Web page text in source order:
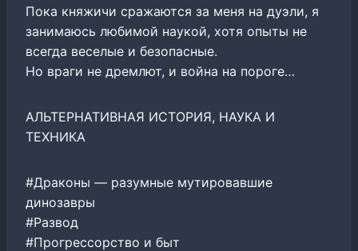
Пока княжичи сражаются за меня на дуэли, я
занимаюсь любимой наукой, хотя опыты не
всегда веселые и безопасные.
Но враги не дремлют, и война на пороге…
АЛЬТЕРНАТИВНАЯ ИСТОРИЯ, НАУКА И
ТЕХНИКА
#Драконы — разумные мутировавшие
динозавры
#Развод
#Прогрессорство и быт